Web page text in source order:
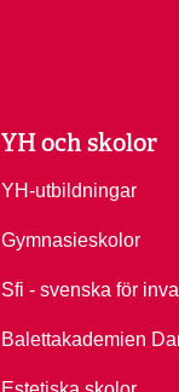
YH och skolor
YH-utbildningar
Gymnasieskolor
Sfi - svenska för
Balettakademien